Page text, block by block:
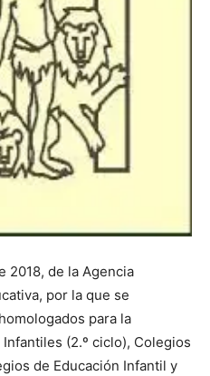
2018, de la Agencia
por la que se
para la
(2.º ciclo), Colegios
de Educación Infantil y